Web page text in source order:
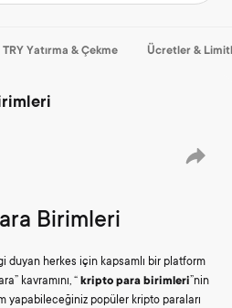
TRY Yatırma & Çekme Ücretler &
Birimleri
duyan herkes için kapsamlı bir platform
kavramını, “ kripto para birimleri”nin
yapabileceğiniz popüler kripto paraları